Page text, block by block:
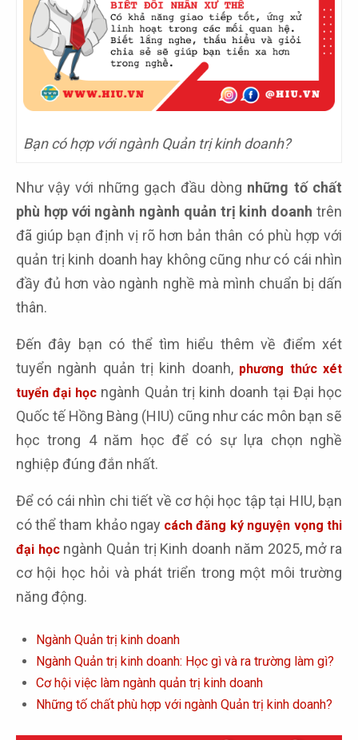
Bạn có hợp với ngành Quản trị kinh doanh?
Như vậy với những gạch đầu dòng những tố chất
phù hợp với ngành ngành quản trị kinh doanh trên
đã giúp bạn định vị rõ hơn bản thân có phù hợp với
quản trị kinh doanh hay không cũng như có cái nhìn
đầy đủ hơn vào ngành nghề mà mình chuẩn bị dấn
thân.
Đến đây bạn có thể tìm hiểu thêm về điểm xét
tuyển ngành quản trị kinh doanh, phương thức xét
tuyển đại học ngành Quản trị kinh doanh tại Đại học
Quốc tế Hồng Bàng (HIU) cũng như các môn bạn sẽ
học trong 4 năm học để có sự lựa chọn nghề
nghiệp đúng đắn nhất.
Để có cái nhìn chi tiết về cơ hội học tập tại HIU, bạn
có thể tham khảo ngay cách đăng ký nguyện vọng thi
đại học ngành Quản trị Kinh doanh năm 2025, mở ra
cơ hội học hỏi và phát triển trong một môi trường
năng động.
Ngành Quản trị kinh doanh
Ngành Quản trị kinh doanh: Học gì và ra trường làm gì?
Cơ hội việc làm ngành quản trị kinh doanh
Những tố chất phù hợp với ngành Quản trị kinh doanh?